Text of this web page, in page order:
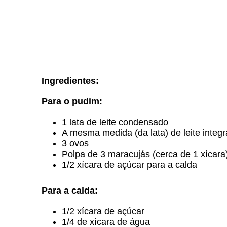
Ingredientes:
Para o pudim:
1 lata de leite condensado
A mesma medida (da lata) de leite
3 ovos
Polpa de 3 maracujás (cerca de 1
1/2 xícara de açúcar para a calda
Para a calda:
1/2 xícara de açúcar
1/4 de xícara de água